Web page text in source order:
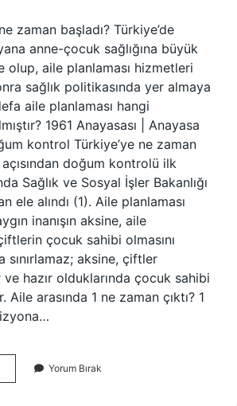
zaman başladı? Türkiye’de
anne-çocuk sağlığına büyük
olup, aile planlaması hizmetleri
sağlık politikasında yer almaya
aile planlaması hangi
1961 Anayasası | Anayasa
kontrol Türkiye’ye ne zaman
doğum kontrolü ilk
Sağlık ve Sosyal İşler Bakanlığı
ele alındı ​​(1). Aile planlaması
inanışın aksine, aile
çocuk sahibi olmasını
sınırlamaz; aksine, çiftler
hazır olduklarında çocuk sahibi
Aile arasında 1 ne zaman çıktı? 1
Yorum Bırak